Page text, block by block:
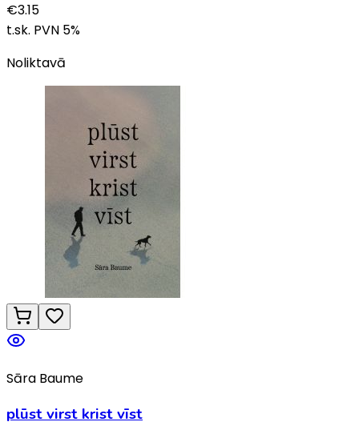
€3.15
t.sk. PVN 5%
Noliktavā
Sāra Baume
plūst virst krist vīst